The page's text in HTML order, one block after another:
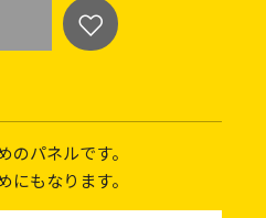
パネルです。
もなります。